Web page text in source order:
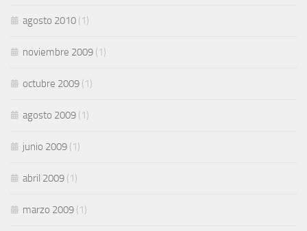
agosto 2010 (1)
noviembre 2009 (1)
octubre 2009 (1)
agosto 2009 (1)
junio 2009 (1)
abril 2009 (1)
marzo 2009 (1)